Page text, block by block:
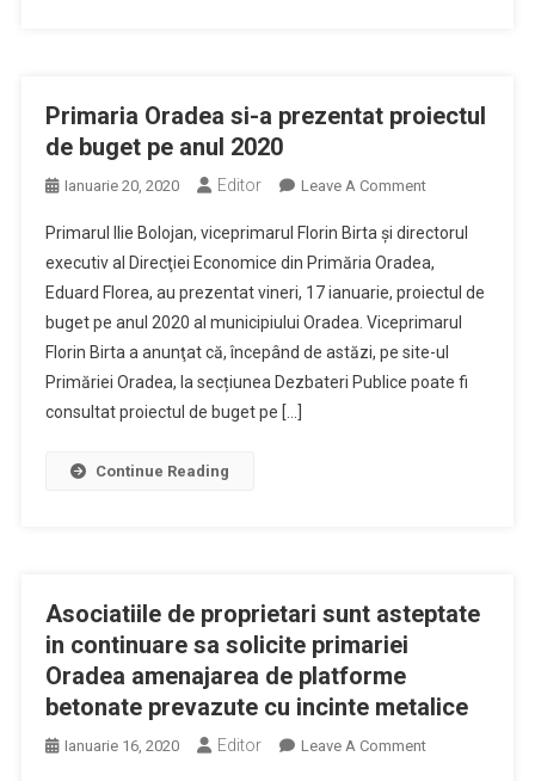
Primaria Oradea si-a prezentat proiectul
de buget pe anul 2020
Ianuarie 20, 2020 Editor Leave A CommentOn
Oradea
Si-
A
Prezentat
Proiectul
De
Primarul Ilie Bolojan, viceprimarul Florin Birta și directorul
executiv al Direcţiei Economice din Primăria Oradea,
Eduard Florea, au prezentat vineri, 17 ianuarie, proiectul de
buget pe anul 2020 al municipiului Oradea. Viceprimarul
Florin Birta a anunţat că, începând de astăzi, pe site-ul
Primăriei Oradea, la secțiunea Dezbateri Publice poate fi
consultat proiectul de buget pe […]
Continue Reading
Asociatiile de proprietari sunt asteptate
in continuare sa solicite primariei
Oradea amenajarea de platforme
betonate prevazute cu incinte metalice
Ianuarie 16, 2020 Editor Leave A CommentOn